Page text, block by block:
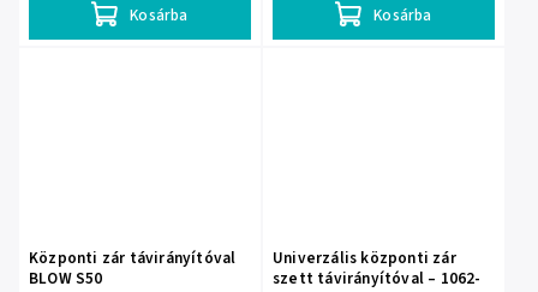
Kosárba Kosárba
Központi zár távirányítóval
BLOW S50
Univerzális központi zár
szett távirányítóval – 1062-